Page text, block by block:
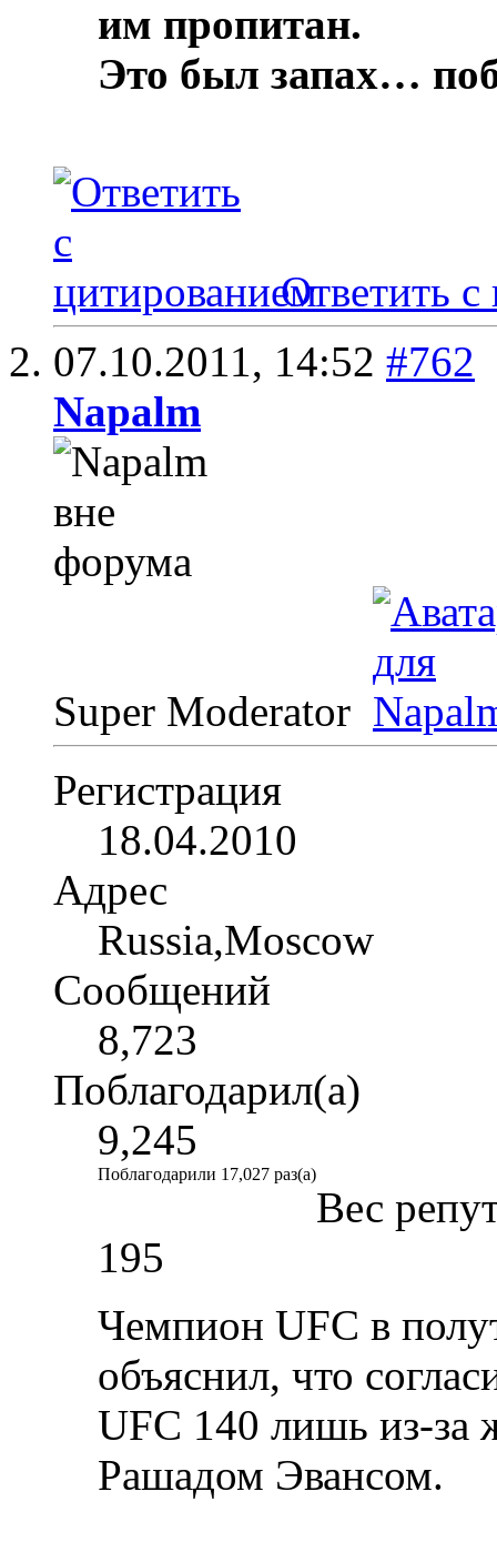
им пропитан.
Это был запах…
Ответить с
07.10.2011, 14:52 #762
Napalm
Super Moderator
Регистрация
18.04.2010
Адрес
Russia,Moscow
Сообщений
8,723
Поблагодарил(а)
9,245
Поблагодарили 17,027 раз(а)
Вес
195
Чемпион UFC в
объяснил, что
UFC 140 лишь из-за
Рашадом Эвансом.